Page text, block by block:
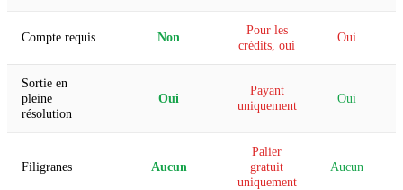
Compte requis Non
Pour les
crédits, oui
Oui
Sortie en
pleine
résolution
Oui
Payant
uniquement
Oui
Filigranes Aucun
Palier
gratuit
uniquement
Aucun